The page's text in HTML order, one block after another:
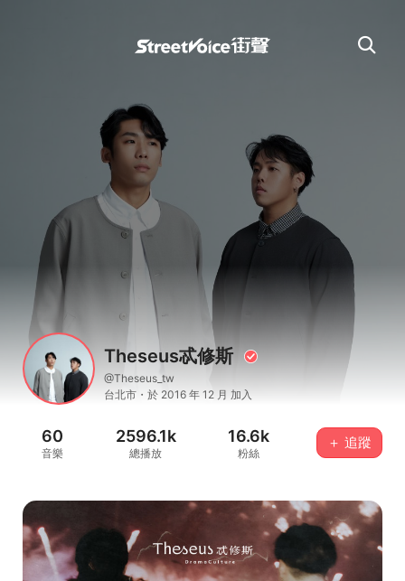
Theseus忒修斯
@Theseus_tw
台北市・於 2016 年 12 月 加入
60
音樂
2596.1k
總播放
16.6k
粉絲
＋ 追蹤